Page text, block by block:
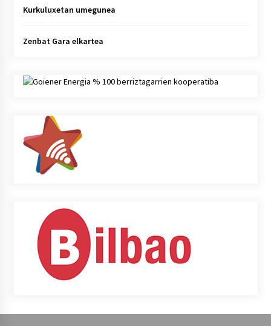
Kurkuluxetan umegunea
Zenbat Gara elkartea